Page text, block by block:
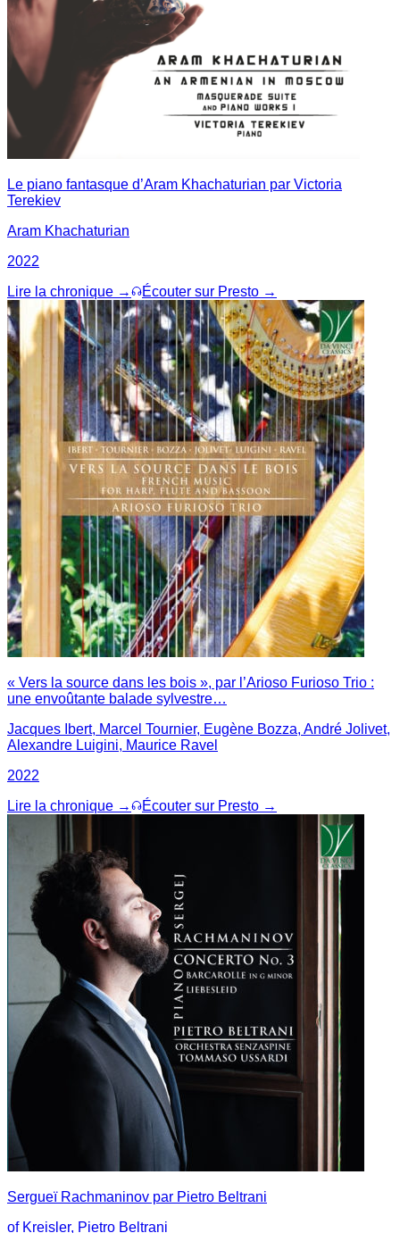
Le piano fantasque d’Aram Khachaturian par Victoria
Terekiev
Aram Khachaturian
2022
Lire la chronique →
Écouter sur Presto →
« Vers la source dans les bois », par l’Arioso Furioso Trio :
une envoûtante balade sylvestre…
Jacques Ibert, Marcel Tournier, Eugène Bozza, André Jolivet,
Alexandre Luigini, Maurice Ravel
2022
Lire la chronique →
Écouter sur Presto →
Sergueï Rachmaninov par Pietro Beltrani
of Kreisler, Pietro Beltrani